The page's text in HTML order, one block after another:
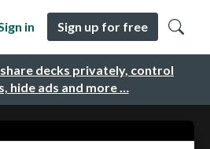
decks privately, control
hide ads and more …
in Sign up for free